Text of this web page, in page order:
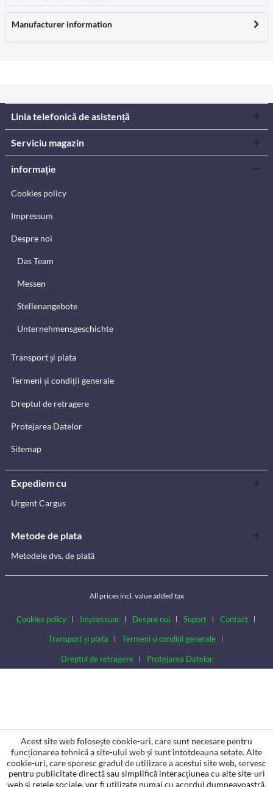
Manufacturer information
Linia telefonică de asistență
Serviciu magazin
informație
Cookies policy
Impressum
Despre noi
Das Team
Messen
Stellenangebote
Unternehmensgeschichte
Transport și plata
Termeni și condiții generale
Dreptul de retragere
Protejarea Datelor
Sitemap
Expediem cu
Urgent Cargus
Metode de plata
Metodele dvs. de plată
All prices incl. value added tax
Cookies policy Impressum Despre noi Suport
Contact
Transport și plata
Termeni și condiții generale
Dreptul de retragere Protejarea Datelor
Acest site web folosește cookie-uri, care sunt necesare pentru
funcționarea tehnică a site-ului web și sunt întotdeauna setate. Alte
cookie-uri, care sporesc gradul de utilizare a acestui site web, servesc
pentru publicitate directă sau simplifică interacțiunea cu alte site-uri
web și rețele sociale, vor fi utilizate numai cu acordul dumneavoastră.